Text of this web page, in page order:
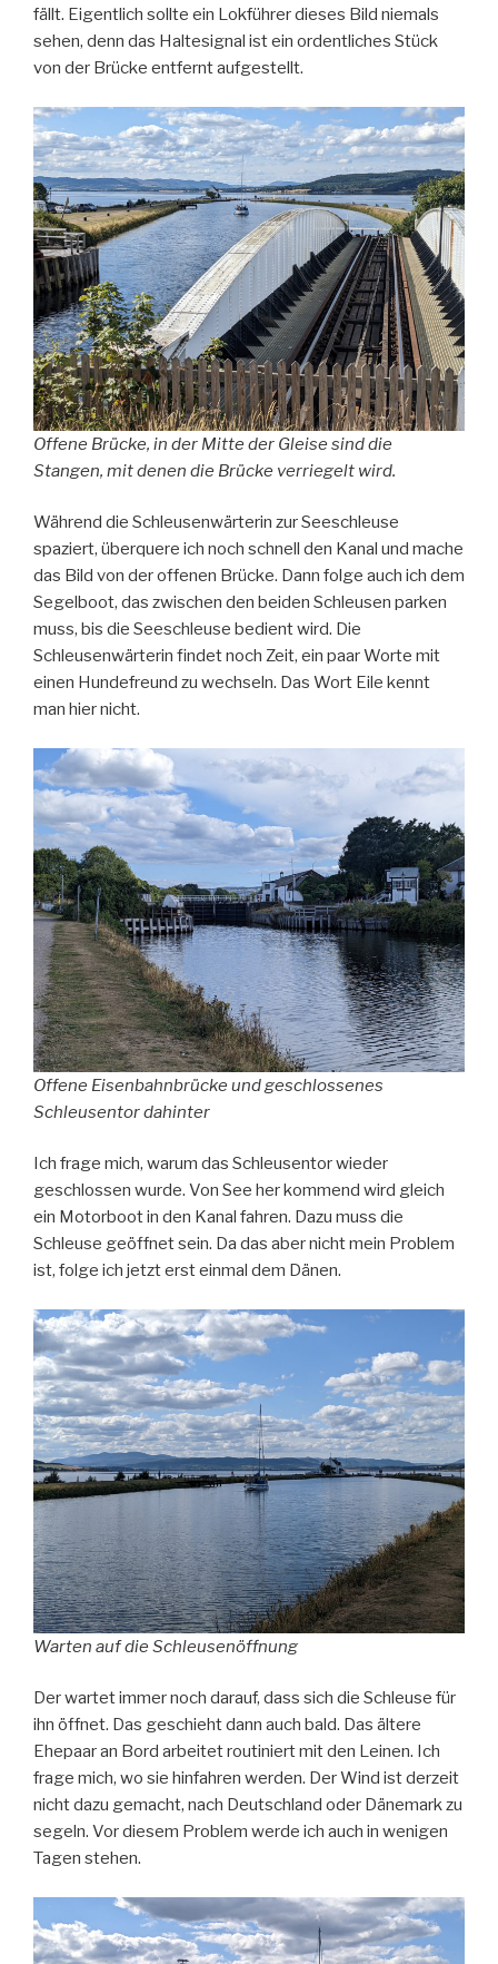
fällt. Eigentlich sollte ein Lokführer dieses Bild niemals
sehen, denn das Haltesignal ist ein ordentliches Stück
von der Brücke entfernt aufgestellt.
Offene Brücke, in der Mitte der Gleise sind die
Stangen, mit denen die Brücke verriegelt wird.
Während die Schleusenwärterin zur Seeschleuse
spaziert, überquere ich noch schnell den Kanal und mache
das Bild von der offenen Brücke. Dann folge auch ich dem
Segelboot, das zwischen den beiden Schleusen parken
muss, bis die Seeschleuse bedient wird. Die
Schleusenwärterin findet noch Zeit, ein paar Worte mit
einen Hundefreund zu wechseln. Das Wort Eile kennt
man hier nicht.
Offene Eisenbahnbrücke und geschlossenes
Schleusentor dahinter
Ich frage mich, warum das Schleusentor wieder
geschlossen wurde. Von See her kommend wird gleich
ein Motorboot in den Kanal fahren. Dazu muss die
Schleuse geöffnet sein. Da das aber nicht mein Problem
ist, folge ich jetzt erst einmal dem Dänen.
Warten auf die Schleusenöffnung
Der wartet immer noch darauf, dass sich die Schleuse für
ihn öffnet. Das geschieht dann auch bald. Das ältere
Ehepaar an Bord arbeitet routiniert mit den Leinen. Ich
frage mich, wo sie hinfahren werden. Der Wind ist derzeit
nicht dazu gemacht, nach Deutschland oder Dänemark zu
segeln. Vor diesem Problem werde ich auch in wenigen
Tagen stehen.